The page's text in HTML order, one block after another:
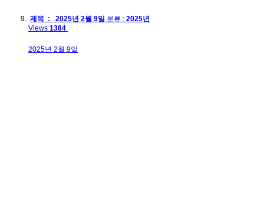
제목 : 2025년 2월 9일 분류 : 2025년
Views 1384
2025년 2월 9일